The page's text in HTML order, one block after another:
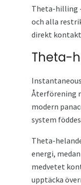
Theta-hilling
och alla
direkt kontakt
Theta-
Återförening
modern
system
Theta-
energi,
medvetet
upptäcka